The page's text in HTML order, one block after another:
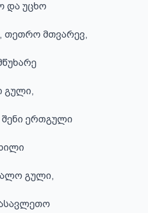
და უცხო
თეთრო მთვარევ,
გული,
ერთგული
გული,